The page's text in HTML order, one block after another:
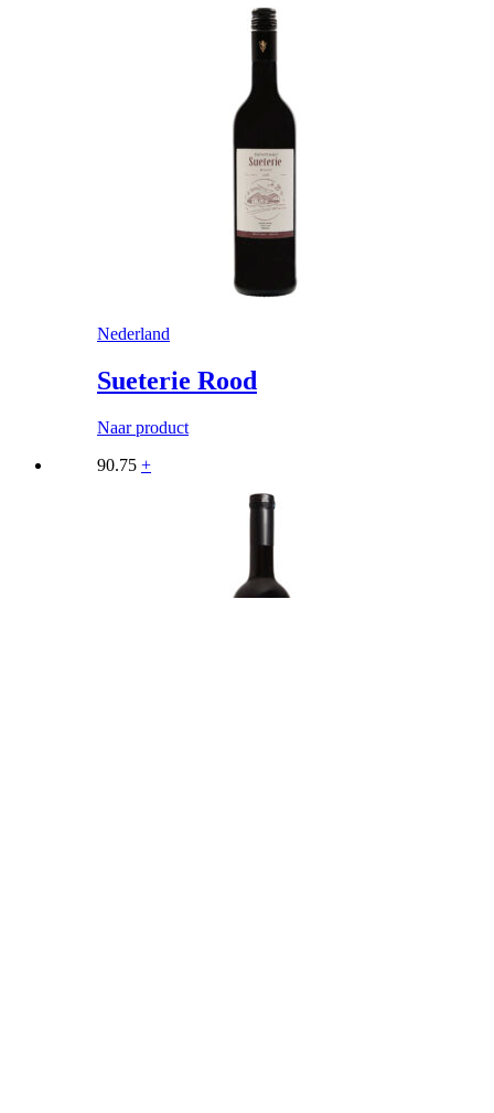
Nederland
Sueterie Rood
Naar product
90.75 +